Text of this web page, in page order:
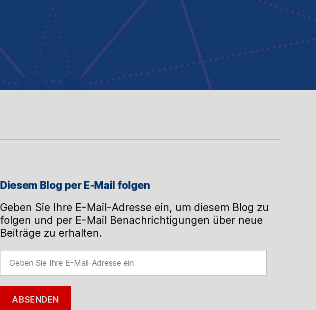
Diesem Blog per E-Mail folgen
Geben Sie Ihre E-Mail-Adresse ein, um diesem Blog zu
folgen und per E-Mail Benachrichtigungen über neue
Beiträge zu erhalten.
ABSENDEN